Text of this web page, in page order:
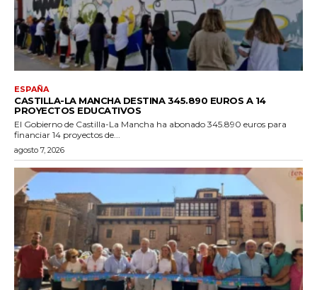
ESPAÑA
CASTILLA-LA MANCHA DESTINA 345.890 EUROS A 14
PROYECTOS EDUCATIVOS
El Gobierno de Castilla-La Mancha ha abonado 345.890 euros para
financiar 14 proyectos de...
agosto 7, 2026